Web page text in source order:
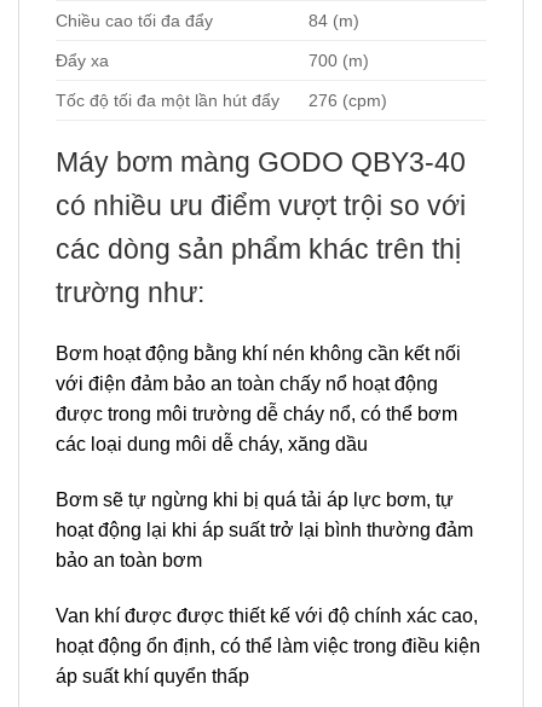
Chiều cao tối đa đẩy 84 (m)
Đẩy xa 700 (m)
Tốc độ tối đa một lần hút đẩy 276 (cpm)
Máy bơm màng GODO QBY3-40
có nhiều ưu điểm vượt trội so với
các dòng sản phẩm khác trên thị
trường như:
Bơm hoạt động bằng khí nén không cần kết nối
với điện đảm bảo an toàn chấy nổ hoạt động
được trong môi trường dễ cháy nổ, có thể bơm
các loại dung môi dễ cháy, xăng dầu
Bơm sẽ tự ngừng khi bị quá tải áp lực bơm, tự
hoạt động lại khi áp suất trở lại bình thường đảm
bảo an toàn bơm
Van khí được được thiết kế với độ chính xác cao,
hoạt động ổn định, có thể làm việc trong điều kiện
áp suất khí quyển thấp